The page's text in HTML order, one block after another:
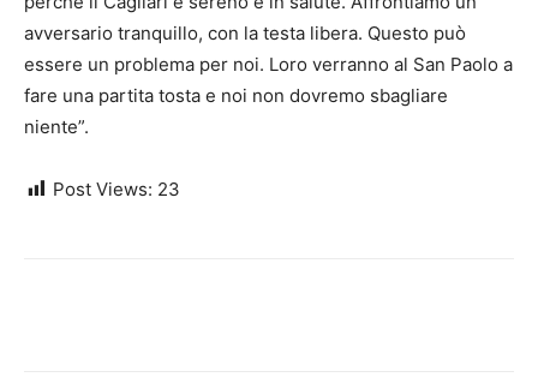
avversario tranquillo, con la testa libera. Questo può
essere un problema per noi. Loro verranno al San Paolo a
fare una partita tosta e noi non dovremo sbagliare
niente”.
Post Views: 23